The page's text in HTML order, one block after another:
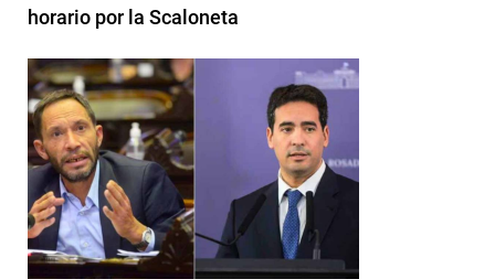
horario por la Scaloneta